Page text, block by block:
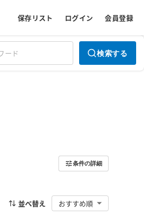
保存リスト ログイン 会員登録
検索する
条件の詳細
並べ替え おすすめ順